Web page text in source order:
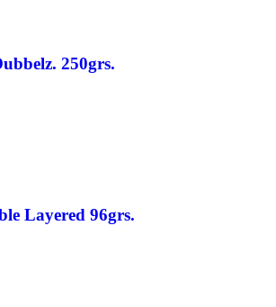
250grs.
Layered 96grs.